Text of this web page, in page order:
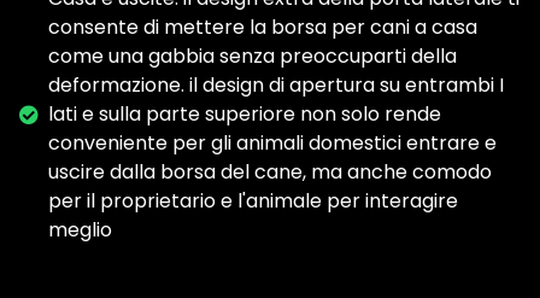
consente di mettere la borsa per cani a casa
come una gabbia senza preoccuparti della
deformazione. il design di apertura su entrambi I
lati e sulla parte superiore non solo rende
conveniente per gli animali domestici entrare e
uscire dalla borsa del cane, ma anche comodo
per il proprietario e l'animale per interagire
meglio